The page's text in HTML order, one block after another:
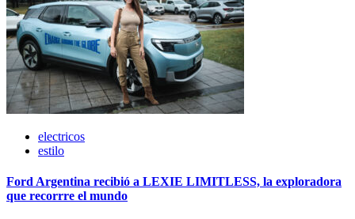
electricos
estilo
Ford Argentina recibió a LEXIE LIMITLESS, la exploradora
que recorrre el mundo